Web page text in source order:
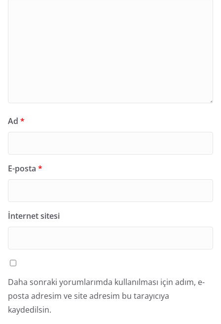
Ad *
E-posta *
İnternet sitesi
Daha sonraki yorumlarımda kullanılması için adım, e-
posta adresim ve site adresim bu tarayıcıya
kaydedilsin.